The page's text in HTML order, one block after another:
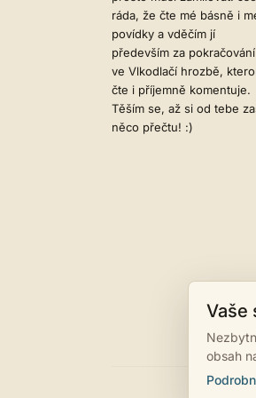
ráda, že čte mé básně i
povídky a vděčím jí
především za pokračování
ve Vlkodlačí hrozbě,
čte i příjemně komentuje.
Těším se, až si od tebe
něco přečtu! :)
Vaše
obsah